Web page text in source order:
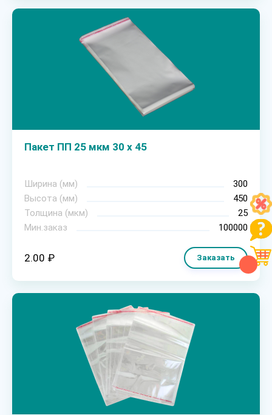
Пакет ПП 25 мкм 30 х 45
Ширина (мм)
300
Высота (мм)
450
Толщина (мкм)
25
Мин.заказ
100000
2.00 ₽ Заказать